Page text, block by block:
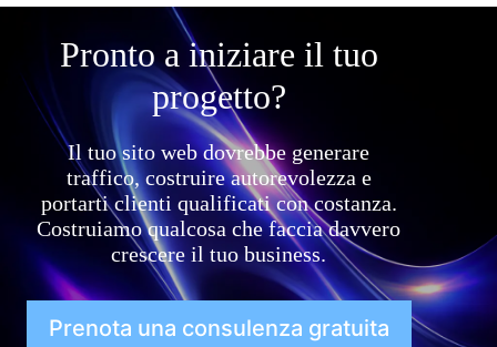
Pronto a iniziare il tuo
progetto?
Il tuo sito web dovrebbe generare
traffico, costruire autorevolezza e
portarti clienti qualificati con costanza.
Costruiamo qualcosa che faccia davvero
crescere il tuo business.
Prenota una consulenza gratuita